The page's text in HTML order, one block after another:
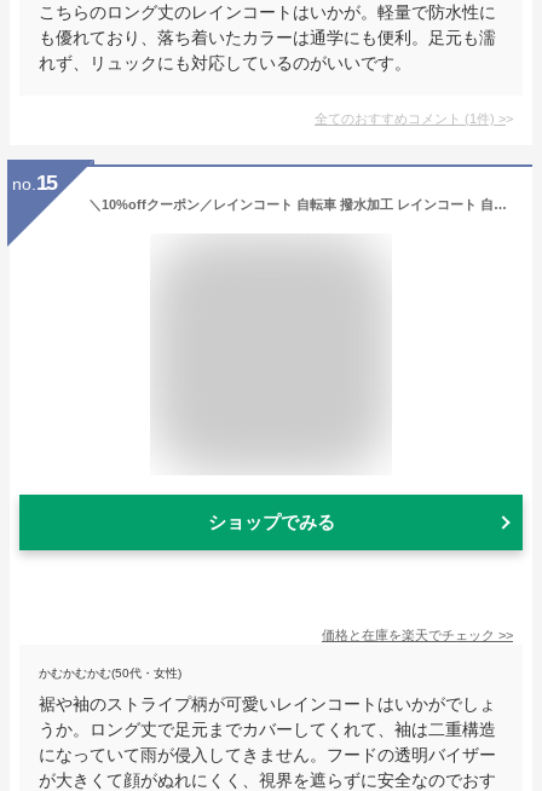
こちらのロング丈のレインコートはいかが。軽量で防水性に
も優れており、落ち着いたカラーは通学にも便利。足元も濡
れず、リュックにも対応しているのがいいです。
全てのおすすめコメント (1件) >
no. 15
＼10%offクーポン／レインコート 自転車 撥水加工 レインコート 自転車 レディース おしゃれ 収納袋付 レインウェア かわいい 通勤 通学 自転車用レインコート レインコート 自転車 通学 ロング レインコート レディース 通勤 自転車用レインコート
ショップでみる
価格と在庫を楽天でチェック >>
かむかむかむ(50代・女性)
裾や袖のストライプ柄が可愛いレインコートはいかがでしょ
うか。ロング丈で足元までカバーしてくれて、袖は二重構造
になっていて雨が侵入してきません。フードの透明バイザー
が大きくて顔がぬれにくく、視界を遮らずに安全なのでおす